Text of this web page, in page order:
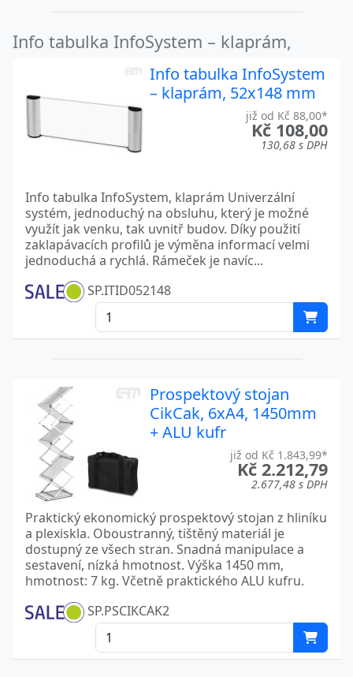
Info tabulka InfoSystem – klaprám,
Info tabulka InfoSystem
– klaprám, 52x148 mm
již od Kč 88,00*
Kč 108,00
130,68 s DPH
Info tabulka InfoSystem, klaprám Univerzální
systém, jednoduchý na obsluhu, který je možné
využít jak venku, tak uvnitř budov. Díky použití
zaklapávacích profilů je výměna informací velmi
jednoduchá a rychlá. Rámeček je navíc...
SP.ITID052148
Prospektový stojan
CikCak, 6xA4, 1450mm
+ ALU kufr
již od Kč 1.843,99*
Kč 2.212,79
2.677,48 s DPH
Praktický ekonomický prospektový stojan z hliníku
a plexiskla. Oboustranný, tištěný materiál je
dostupný ze všech stran. Snadná manipulace a
sestavení, nízká hmotnost. Výška 1450 mm,
hmotnost: 7 kg. Včetně praktického ALU kufru.
SP.PSCIKCAK2